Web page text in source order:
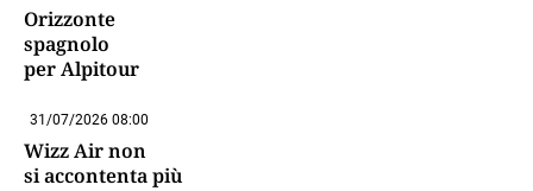
Orizzonte
spagnolo
per Alpitour
31/07/2026 08:00
Wizz Air non
si accontenta più